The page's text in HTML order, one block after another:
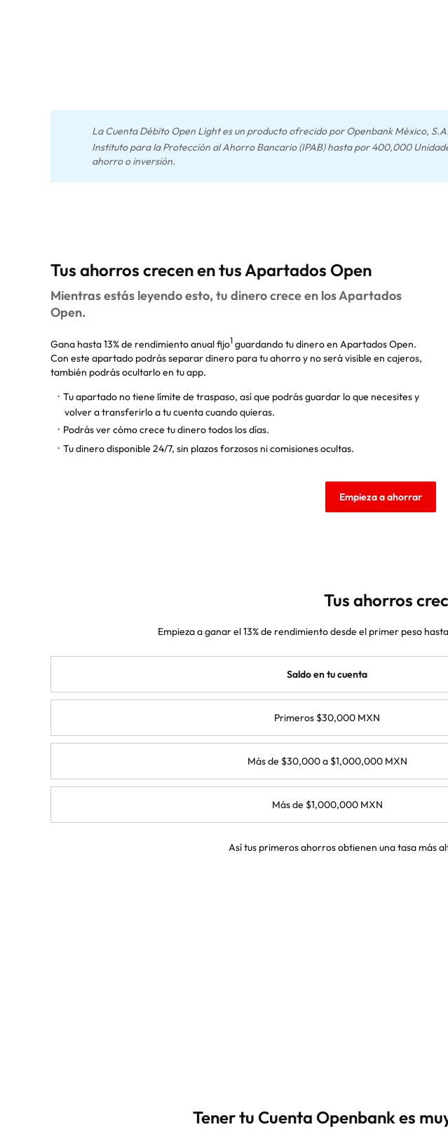
La Cuenta Débito Open Light es un producto ofrecido por Openbank México,
Instituto para la Protección al Ahorro Bancario (IPAB) hasta por 400,000
ahorro o inversión.
Tus ahorros crecen en tus Apartados Open
Mientras estás leyendo esto, tu dinero crece en los Apartados
Open.
Gana hasta 13% de rendimiento anual fijo1 guardando tu dinero en Apartados Open.
Con este apartado podrás separar dinero para tu ahorro y no será visible en cajeros,
también podrás ocultarlo en tu app.
Tu apartado no tiene límite de traspaso, así que podrás guardar lo que necesites y
volver a transferirlo a tu cuenta cuando quieras.
Podrás ver cómo crece tu dinero todos los días.
Tu dinero disponible 24/7, sin plazos forzosos ni comisiones ocultas.
Empieza a ahorrar
Tus ahorros
Empieza a ganar el 13% de rendimiento desde el primer peso hasta
Saldo en tu cuenta
Primeros $30,000 MXN
Más de $30,000 a $1,000,000 MXN
Más de $1,000,000 MXN
Así tus primeros ahorros obtienen una tasa más
Tener tu Cuenta Openbank es